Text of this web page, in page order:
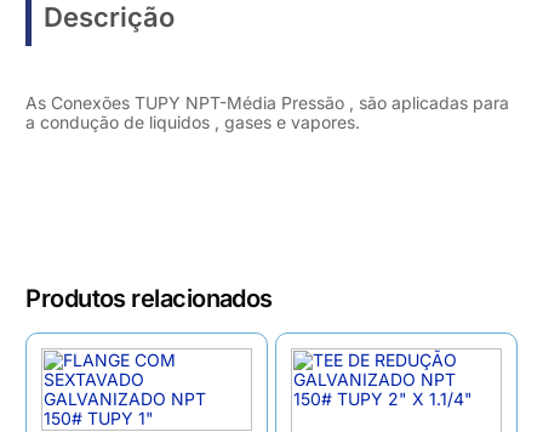
Descrição
As Conexões TUPY NPT-Média Pressão , são aplicadas para
a condução de liquidos , gases e vapores.
Produtos relacionados